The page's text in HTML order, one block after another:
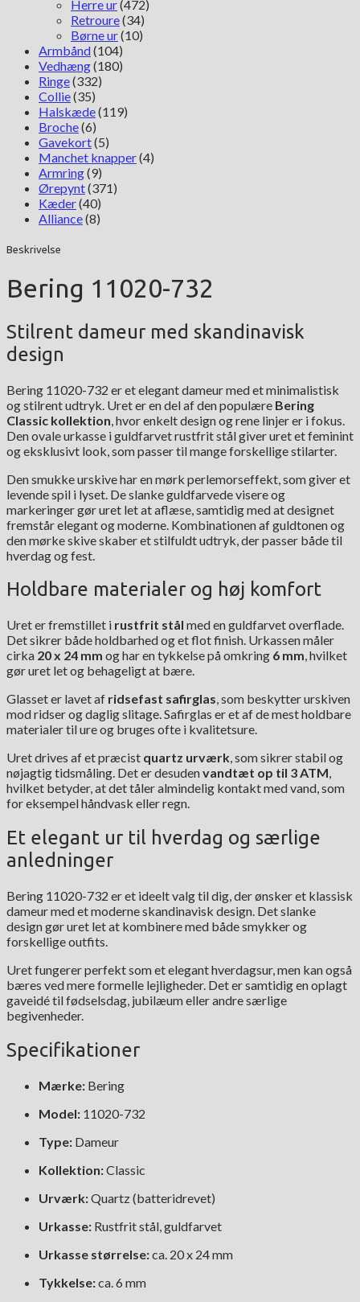
Herre ur(472)
Retroure(34)
Børne ur(10)
Armbånd(104)
Vedhæng(180)
Ringe(332)
Collie(35)
Halskæde(119)
Broche(6)
Gavekort(5)
Manchet knapper(4)
Armring(9)
Ørepynt(371)
Kæder(40)
Alliance(8)
Beskrivelse
Bering 11020-732
Stilrent dameur med skandinavisk
design
Bering 11020-732 er et elegant dameur med et minimalistisk
og stilrent udtryk. Uret er en del af den populære Bering
Classic kollektion , hvor enkelt design og rene linjer er i fokus.
Den ovale urkasse i guldfarvet rustfrit stål giver uret et feminint
og eksklusivt look, som passer til mange forskellige stilarter.
Den smukke urskive har en mørk perlemorseffekt, som giver et
levende spil i lyset. De slanke guldfarvede visere og
markeringer gør uret let at aflæse, samtidig med at designet
fremstår elegant og moderne. Kombinationen af guldtonen og
den mørke skive skaber et stilfuldt udtryk, der passer både til
hverdag og fest.
Holdbare materialer og høj komfort
Uret er fremstillet i rustfrit stål med en guldfarvet overflade.
Det sikrer både holdbarhed og et flot finish. Urkassen måler
cirka 20 x 24 mm og har en tykkelse på omkring 6 mm, hvilket
gør uret let og behageligt at bære.
Glasset er lavet af ridsefast safirglas, som beskytter urskiven
mod ridser og daglig slitage. Safirglas er et af de mest holdbare
materialer til ure og bruges ofte i kvalitetsure.
Uret drives af et præcist quartz urværk, som sikrer stabil og
nøjagtig tidsmåling. Det er desudenvandtæt op til 3 ATM,
hvilket betyder, at det tåler almindelig kontakt med vand, som
for eksempel håndvask eller regn.
Et elegant ur til hverdag og særlige
anledninger
Bering 11020-732 er et ideelt valg til dig, der ønsker et klassisk
dameur med et moderne skandinavisk design. Det slanke
design gør uret let at kombinere med både smykker og
forskellige outfits.
Uret fungerer perfekt som et elegant hverdagsur, men kan også
bæres ved mere formelle lejligheder. Det er samtidig en oplagt
gaveidé til fødselsdag, jubilæum eller andre særlige
begivenheder.
Specifikationer
Mærke: Bering
Model: 11020-732
Type: Dameur
Kollektion:Classic
Urværk:Quartz (batteridrevet)
Urkasse: Rustfrit stål, guldfarvet
Urkasse størrelse:ca. 20 x 24 mm
Tykkelse:ca. 6 mm